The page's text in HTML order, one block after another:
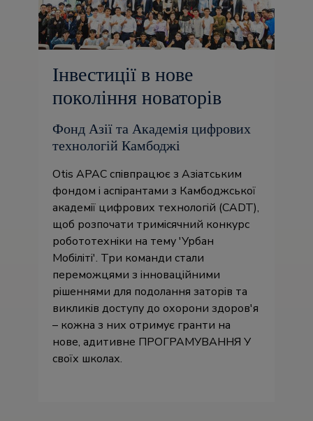
Інвестиції в нове
покоління новаторів
Фонд Азії та Академія цифрових
технологій Камбоджі
Otis APAC співпрацює з Азіатським
фондом і аспірантами з Камбоджської
академії цифрових технологій (CADT),
щоб розпочати тримісячний конкурс
робототехніки на тему 'Урбан
Мобіліті'. Три команди стали
переможцями з інноваційними
рішеннями для подолання заторів та
викликів доступу до охорони здоров'я
– кожна з них отримує гранти на
нове, адитивне ПРОГРАМУВАННЯ У
своїх школах.